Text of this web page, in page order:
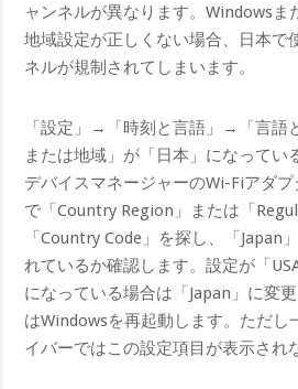
ャンネルが異なります。Windowsま
地域設定が正しくない場合、日本で
ネルが規制されてしまいます。
「設定」→「時刻と言語」→「言語
または地域」が「日本」になってい
デバイスマネージャーのWi-Fiアダ
で「Country Region」または「
「Country Code」を探し、「Japan
れているか確認します。設定が「
になっている場合は「Japan」に変
はWindowsを再起動します。ただし
イバーではこの設定項目が表示され